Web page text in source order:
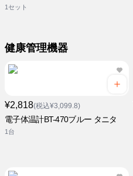
1セット
健康管理機器
¥2,818(税込¥3,099.8)
電子体温計BT-470ブルー タニタ
1台